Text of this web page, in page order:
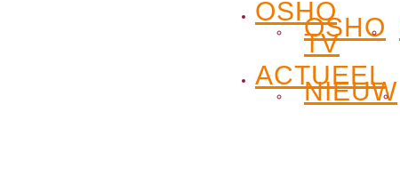
OSHO
OSHO
TV
ACTUEEL
NIEUW